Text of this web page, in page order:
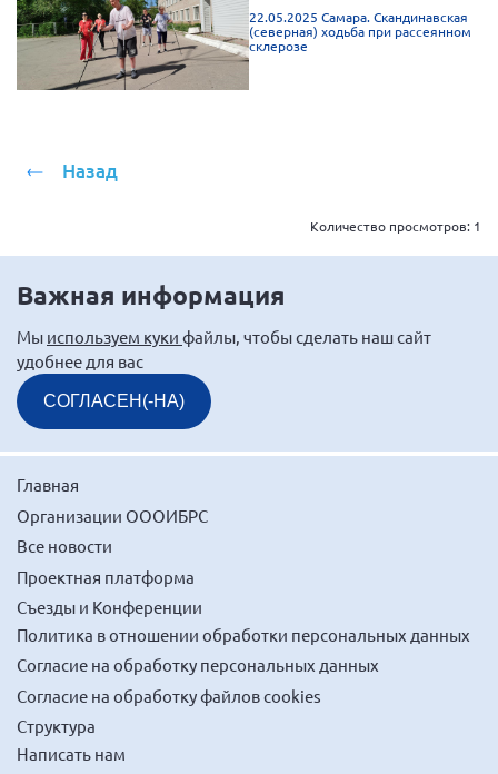
Кемеровская область
Кировская область
Краснодарский край
Московская область
Мурманская область
Нижегородская область
Новгородская область
Новосибирская область
Пензенская область
Республика Башкортостан
Республика Бурятия
Республика Карелия
Республика Калмыкия
Республика Хакасия
Ростовская область
г. Санкт-Петербург
22.05.2025 Самара. Скандинавская
(северная) ходьба при рассеянном
склерозе
Назад
Количество просмотров: 1
Важная информация
Мы используем куки файлы, чтобы сделать наш сайт
удобнее для вас
СОГЛАСЕН(-НА)
Главная
Организации ОООИБРС
Все новости
Проектная платформа
Съезды и Конференции
Политика в отношении обработки персональных данных
Согласие на обработку персональных данных
Согласие на обработку файлов cookies
Структура
Написать нам